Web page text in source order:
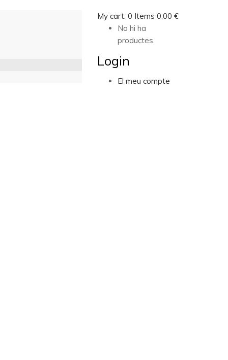
My cart: 0 Items 0,00 €
No hi ha
productes.
Login
El meu compte